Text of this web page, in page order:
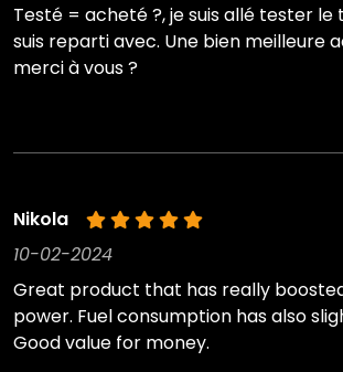
Testé = acheté ?, je suis allé tester le
suis reparti avec. Une bien meilleure
merci à vous ?
Nikola
10-02-2024
Great product that has really
power. Fuel consumption has also
Good value for money.